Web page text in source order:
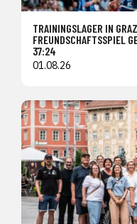
TRAININGSLAGER IN
FREUNDSCHAFTSSPIEL
37:24
01.08.26